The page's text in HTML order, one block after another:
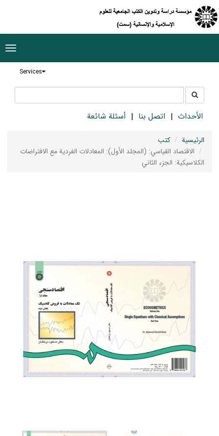
Services
جستجو
در
سایتالأحداث اتصل بنا أسئلة شائعة
الرئيسية
كتب
الاقتصاد القياسي: (المجلد الأول): المعادلات الفردية مع الافتراضات
الكلاسيكية: الجزء الثاني